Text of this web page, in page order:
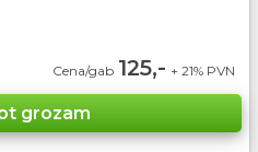
Cena/gab 125,- + 21% PVN